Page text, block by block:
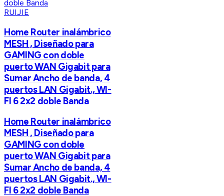
RUIJIE
Home Router inalámbrico
MESH , Diseñado para
GAMING con doble
puerto WAN Gigabit para
Sumar Ancho de banda, 4
puertos LAN Gigabit., WI-
FI 6 2x2 doble Banda
Home Router inalámbrico
MESH , Diseñado para
GAMING con doble
puerto WAN Gigabit para
Sumar Ancho de banda, 4
puertos LAN Gigabit., WI-
FI 6 2x2 doble Banda